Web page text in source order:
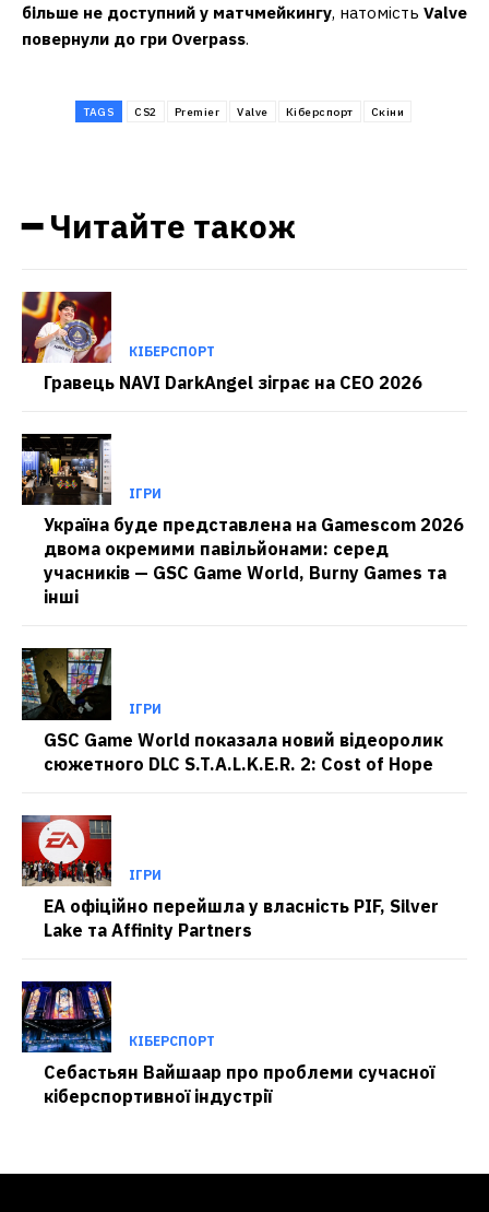
більше не доступний у матчмейкингу, натомість Valve
повернули до гри Overpass.
TAGS CS2 Premier Valve Кіберспорт Скіни
━ Читайте також
КІБЕРСПОРТ
Гравець NAVI DarkAngel зіграє на CEO 2026
ІГРИ
Україна буде представлена на Gamescom 2026
двома окремими павільйонами: серед
учасників — GSC Game World, Burny Games та
інші
ІГРИ
GSC Game World показала новий відеоролик
сюжетного DLC S.T.A.L.K.E.R. 2: Cost of Hope
ІГРИ
EA офіційно перейшла у власність PIF, Silver
Lake та Affinity Partners
КІБЕРСПОРТ
Себастьян Вайшаар про проблеми сучасної
кіберспортивної індустрії